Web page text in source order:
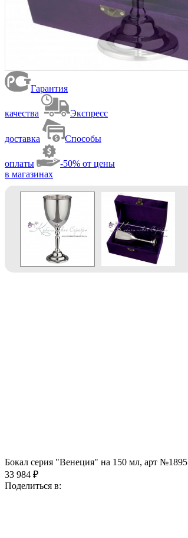
Гарантия
качества Экспресс
доставка Способы
оплаты
-50% от цены
в магазинах
Бокал серия "Венеция" на 150 мл, арт №1895
33 984 ₽
Поделиться в: